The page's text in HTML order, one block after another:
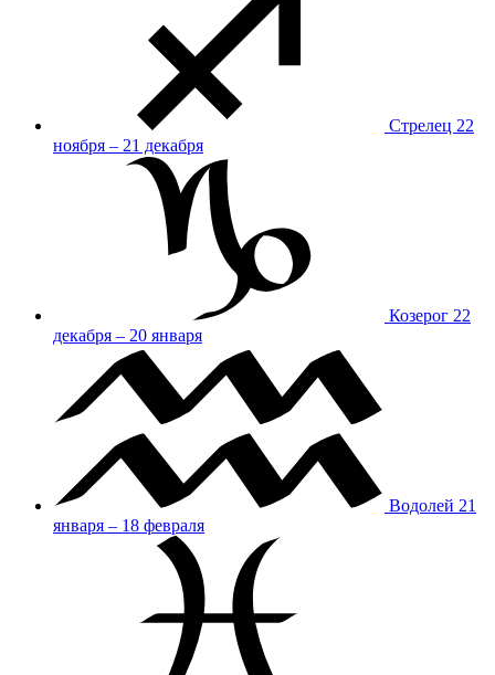
Стрелец 22
ноября – 21 декабря
Козерог 22
декабря – 20 января
Водолей 21
января – 18 февраля